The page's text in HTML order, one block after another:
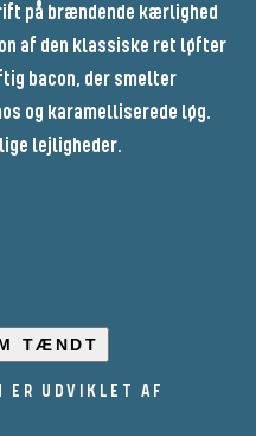
på brændende kærlighed
af den klassiske ret løfter
bacon, der smelter
og karamelliserede løg.
lejligheder.
TÆNDT
ER UDVIKLET AF